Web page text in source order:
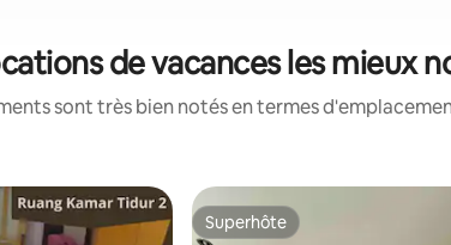
de vacances les mieux
sont très bien notés en termes
Superhôte
Superhôte